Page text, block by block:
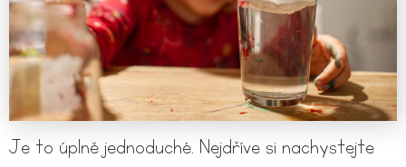
Je to úplně jednoduché. Nejdříve si nachystejte